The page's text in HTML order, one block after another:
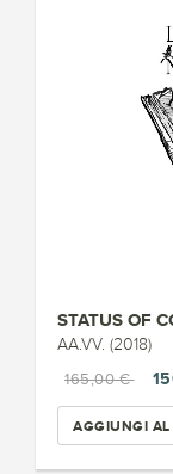
STATUS OF
AA.VV. (2018)
165,00 €
AGGIUNGI AL